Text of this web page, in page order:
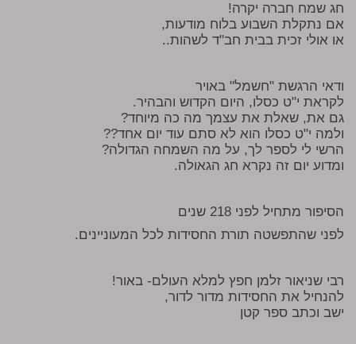
חג שמח חברה יקרה!
אם נתקלת השבוע בלוח מודעות,
או אולי זכית בבית חב"ד לשהות..
ודאי הרגשת "חשמל" באויר
לקראת י"ט כסלו, היום הקדוש והבהיר.
גם את, שאלת את עצמך מה כה מיוחד?
ולמה י"ט כסלו הוא לא סתם עוד יום אחד??
הרשי לי לספר לך, על מה השמחה הגדולה?
ומדוע יום זה נקרא חג הגאולה.
הסיפור מתחיל לפני 218 שנים
לפני שהתפשטה תורת החסידות לכל המעוניינים.
רבי שניאור זלמן חפץ למלא העולם- באור!
להנחיל את החסידות מדור לדור,
ישב וכתב ספר קטן